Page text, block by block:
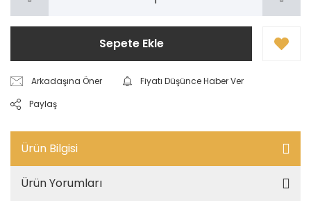
Sepete Ekle
Arkadaşına Öner
Fiyatı Düşünce Haber Ver
Paylaş
Ürün Bilgisi
Ürün Yorumları